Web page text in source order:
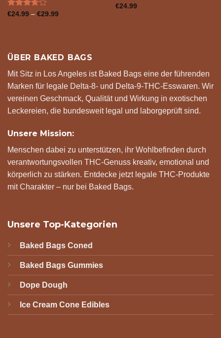
Bewertet
€24.99 – €29.99Preisspanne:
Bewertet
€24.99
ÜBER BAKED BAGS
Mit Sitz in Los Angeles ist Baked Bags eine der führenden
Marken für legale Delta-8- und Delta-9-THC-Esswaren. Wir
vereinen Geschmack, Qualität und Wirkung in exotischen
Leckereien, die bundesweit legal und laborgeprüft sind.
Unsere Mission:
Menschen dabei zu unterstützen, ihr Wohlbefinden durch
verantwortungsvollen THC-Genuss kreativ, emotional und
körperlich zu stärken. Entdecke jetzt legale THC-Produkte
mit Charakter – nur bei Baked Bags.
Unsere Top-Kategorien
Baked Bags Coned
Baked Bags Gummies
Dope Dough
Ice Cream Cone Edibles